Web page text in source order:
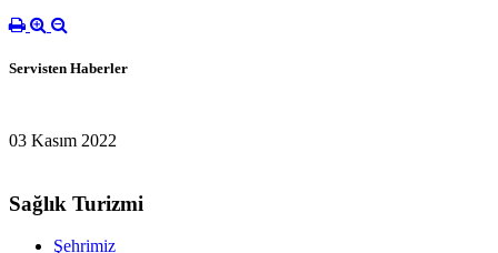
Servisten Haberler
03 Kasım 2022
Sağlık Turizmi
Şehrimiz